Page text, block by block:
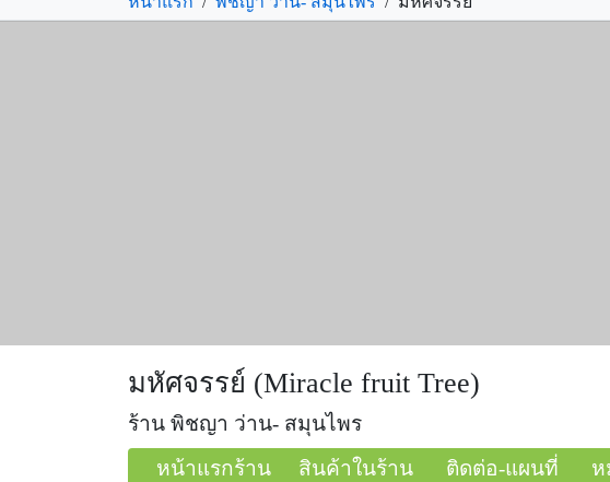
มหัศจรรย์ (Miracle fruit Tree)
ร้าน พิชญา ว่าน- สมุนไพร
หน้าแรกร้าน
สินค้าในร้าน ติดต่อ-แผนที่ ห